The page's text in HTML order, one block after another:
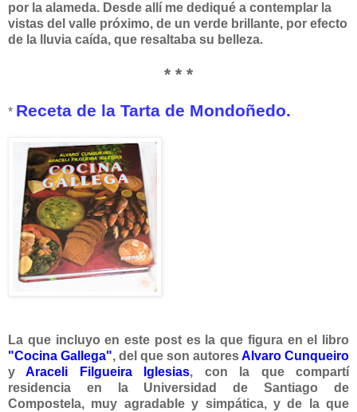
por la alameda. Desde allí me dediqué a contemplar la
vistas del valle próximo, de un verde brillante, por efecto
de la lluvia caída, que resaltaba su belleza.
* * *
* Receta de la Tarta de Mondoñedo.
La que incluyo en este post es la que figura en el libro
"Cocina Gallega", del que son autoresAlvaro Cunqueiro
yAraceli Filgueira Iglesias, con la que compartí
residencia en la Universidad de Santiago de
Compostela, muy agradable y simpática, y de la que